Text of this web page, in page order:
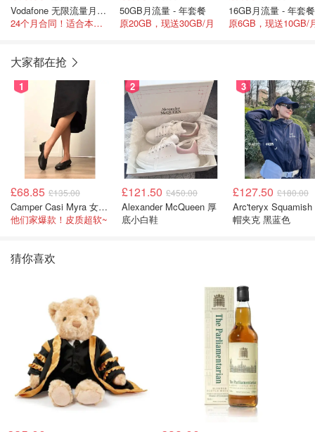
Vodafone 无限流量月套餐
24个月合同！适合本科生！
50GB月流量 - 年套餐
原20GB，现送30GB/月
16GB月流量 - 年套餐
原6GB，现送10GB/
大家都在抢
1
£68.85 £135.00
Camper Casi Myra 女士乐福鞋
他们家爆款！皮质超软~
2
£121.50 £450.00
Alexander McQueen 厚
底小白鞋
3
£127.50 £180.00
Arc'teryx Squamish
帽夹克 黑蓝色
猜你喜欢